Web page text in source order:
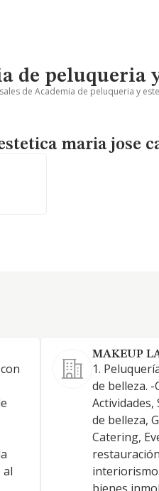
de peluqueria
de Academia de peluqueria y
maria jose
al
MAKEUP
1.
de belleza. -
de belleza,
Catering,